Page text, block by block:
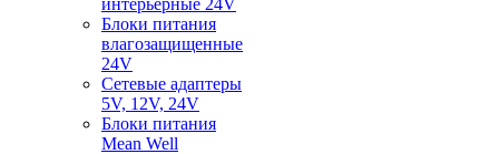
интерьерные 24V
Блоки питания
влагозащищенные
24V
Сетевые адаптеры
5V, 12V, 24V
Блоки питания
Mean Well